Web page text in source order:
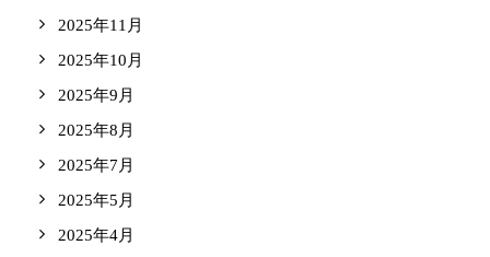
2025年11月
2025年10月
2025年9月
2025年8月
2025年7月
2025年5月
2025年4月